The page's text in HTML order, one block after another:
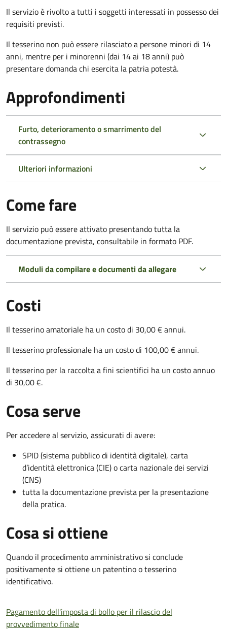
Il servizio è rivolto a tutti i soggetti interessati in possesso dei
requisiti previsti.
Il tesserino non può essere rilasciato a persone minori di 14
anni, mentre per i minorenni (dai 14 ai 18 anni) può
presentare domanda chi esercita la patria potestà.
Approfondimenti
Furto, deterioramento o smarrimento del
contrassegno
Ulteriori informazioni
Come fare
Il servizio può essere attivato presentando tutta la
documentazione prevista, consultabile in formato PDF.
Moduli da compilare e documenti da allegare
Costi
Il tesserino amatoriale ha un costo di 30,00 € annui.
Il tesserino professionale ha un costo di 100,00 € annui.
Il tesserino per la raccolta a fini scientifici ha un costo annuo
di 30,00 €.
Cosa serve
Per accedere al servizio, assicurati di avere:
SPID (sistema pubblico di identità digitale), carta
d’identità elettronica (CIE) o carta nazionale dei servizi
(CNS)
tutta la documentazione prevista per la presentazione
della pratica.
Cosa si ottiene
Quando il procedimento amministrativo si conclude
positivamente si ottiene un patentino o tesserino
identificativo.
Pagamento dell'imposta di bollo per il rilascio del
provvedimento finale